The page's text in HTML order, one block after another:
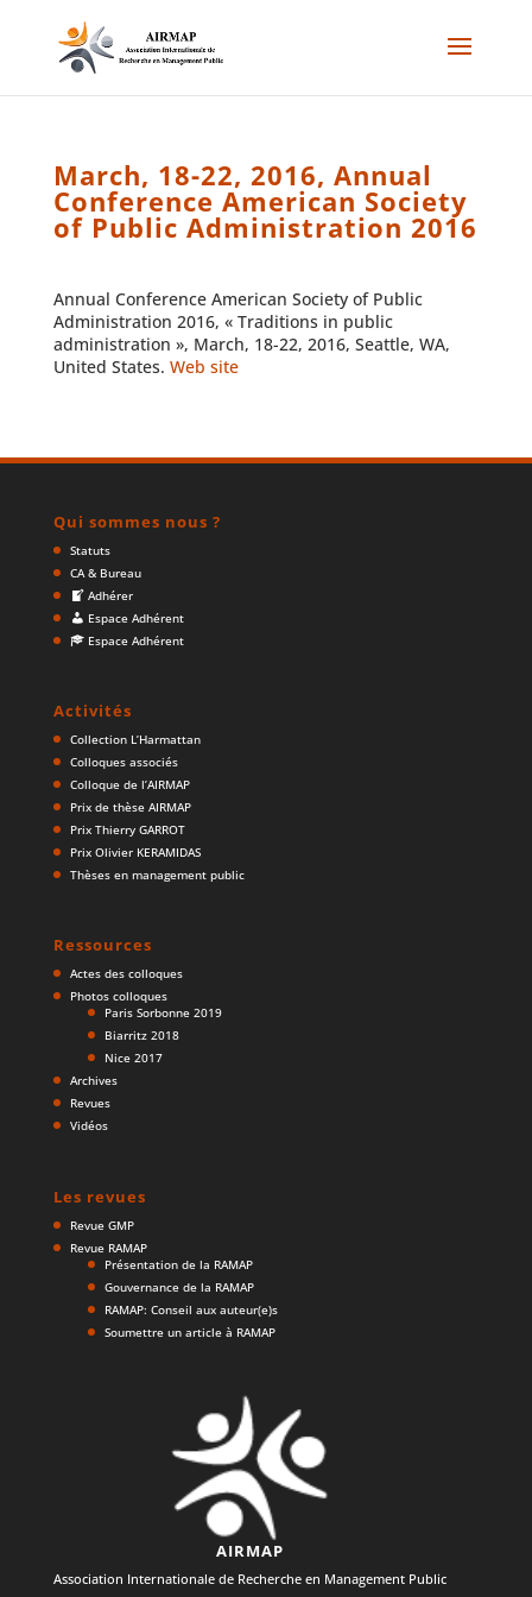
March, 18-22, 2016, Annual
Conference American Society
of Public Administration 2016
Annual Conference American Society of Public
Administration 2016, « Traditions in public
administration », March, 18-22, 2016, Seattle, WA,
United States. Web site
Qui sommes nous ?
Statuts
CA & Bureau
Adhérer
Espace Adhérent
Espace Adhérent
Activités
Collection L’Harmattan
Colloques associés
Colloque de l’AIRMAP
Prix de thèse AIRMAP
Prix Thierry GARROT
Prix Olivier KERAMIDAS
Thèses en management public
Ressources
Actes des colloques
Photos colloques
Paris Sorbonne 2019
Biarritz 2018
Nice 2017
Archives
Revues
Vidéos
Les revues
Revue GMP
Revue RAMAP
Présentation de la RAMAP
Gouvernance de la RAMAP
RAMAP: Conseil aux auteur(e)s
Soumettre un article à RAMAP
AIRMAP
Association Internationale de Recherche en Management Public